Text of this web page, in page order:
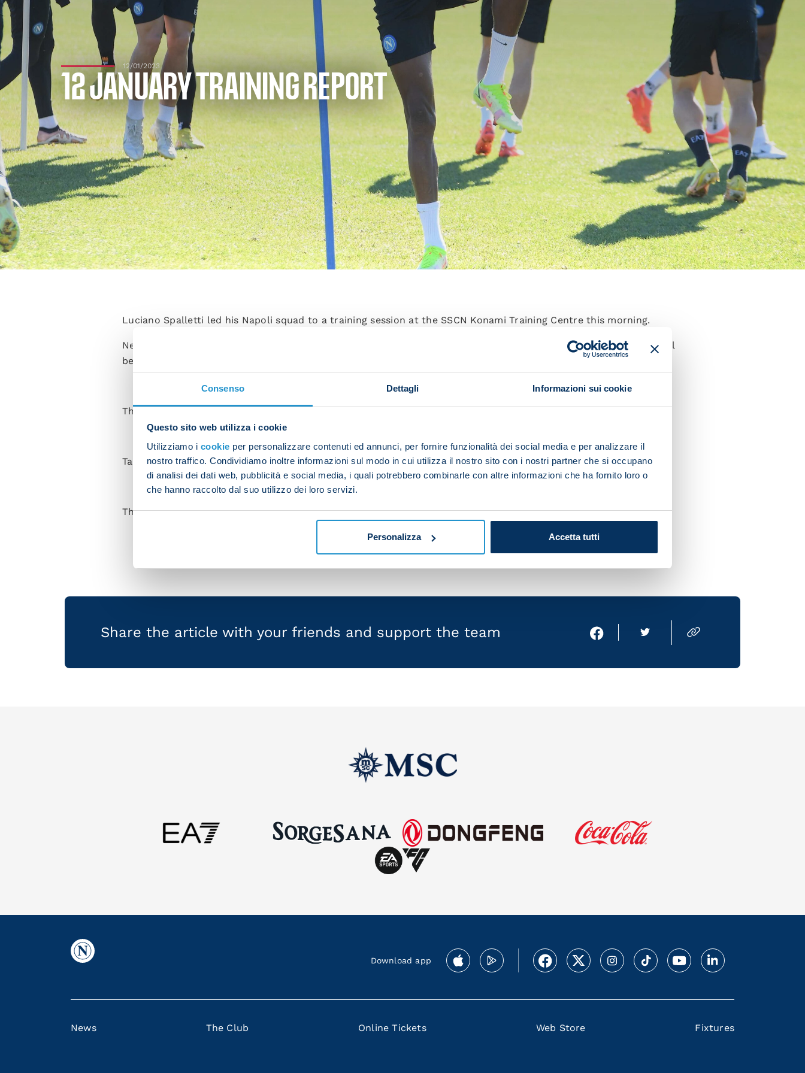
Consenso Dettagli Informazioni sui cookie
Questo sito web utilizza i cookie
Utilizziamo i cookie per personalizzare contenuti ed annunci, per fornire funzionalità dei social media e per analizzare il
nostro traffico. Condividiamo inoltre informazioni sul modo in cui utilizza il nostro sito con i nostri partner che si occupano
di analisi dei dati web, pubblicità e social media, i quali potrebbero combinarle con altre informazioni che ha fornito loro o
che hanno raccolto dal suo utilizzo dei loro servizi.
Personalizza Accetta tutti
12/01/2023
12 JANUARY TRAINING REPORT
Luciano Spalletti led his Napoli squad to a training session at the SSCN Konami Training Centre this morning.
Next up for the team is their clash against Juventus, taking place at the Maradona tomorrow at 20:45 in what will
be Serie A Matchday 18.
The session started with a warm-up before moving onto rondos.
Tactical drills and a small-sided game followed.
The session ended with dead ball drills.
Share the article with your friends and support the team
Download app
News The Club Online Tickets Web Store Fixtures